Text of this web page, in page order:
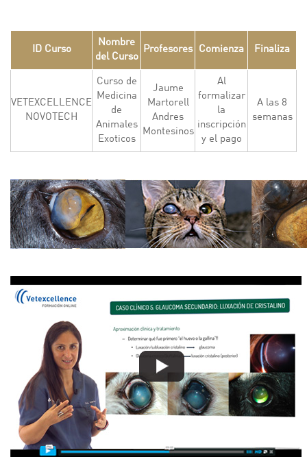
ID Curso
Nombre
del Curso
Profesores Comienza Finaliza
VETEXCELLENCE
NOVOTECH
Curso de
Medicina
de
Animales
Exoticos
Jaume
Martorell
Andres
Montesinos
Al
formalizar
la
inscripción
y el pago
A las 8
semanas